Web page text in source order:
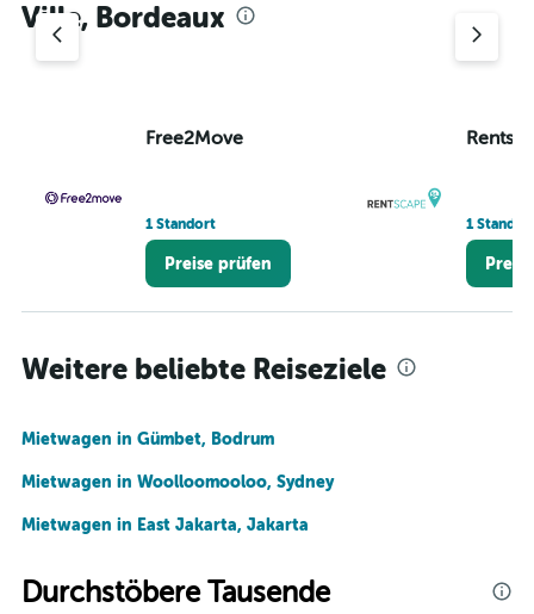
Ville, Bordeaux
Free2Move
1 Standort
Preise prüfen
1
Weitere beliebte Reiseziele
Mietwagen in Gümbet, Bodrum
Mietwagen in Woolloomooloo, Sydney
Mietwagen in East Jakarta, Jakarta
Durchstöbere Tausende